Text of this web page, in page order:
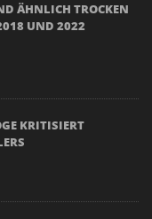
ÄHNLICH TROCKEN
UND 2022
KRITISIERT